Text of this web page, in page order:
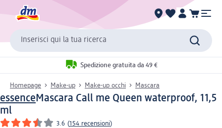
Inserisci qui la tua ricerca
Spedizione gratuita da 49 €
Homepage Make-up Make-up occhi Mascara
essenceMascara Call me Queen waterproof, 11,5
ml
3.6 (154 recensioni)